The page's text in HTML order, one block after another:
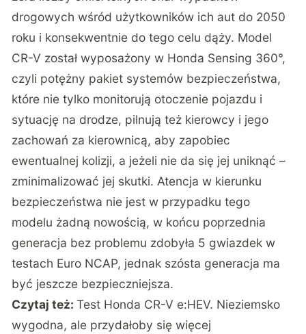
drogowych wśród użytkowników ich aut do 2050
roku i konsekwentnie do tego celu dąży. Model
CR-V został wyposażony w Honda Sensing 360°,
czyli potężny pakiet systemów bezpieczeństwa,
które nie tylko monitorują otoczenie pojazdu i
sytuację na drodze, pilnują też kierowcy i jego
zachowań za kierownicą, aby zapobiec
ewentualnej kolizji, a jeżeli nie da się jej uniknąć –
zminimalizować jej skutki. Atencja w kierunku
bezpieczeństwa nie jest w przypadku tego
modelu żadną nowością, w końcu poprzednia
generacja bez problemu zdobyła 5 gwiazdek w
testach Euro NCAP, jednak szósta generacja ma
być jeszcze bezpieczniejsza.
Czytaj też:Test Honda CR-V e:HEV. Nieziemsko
wygodna, ale przydałoby się więcej